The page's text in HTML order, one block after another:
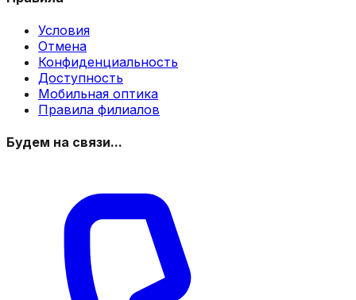
Условия
Отмена
Конфиденциальность
Доступность
Мобильная оптика
Правила филиалов
Будем на связи...